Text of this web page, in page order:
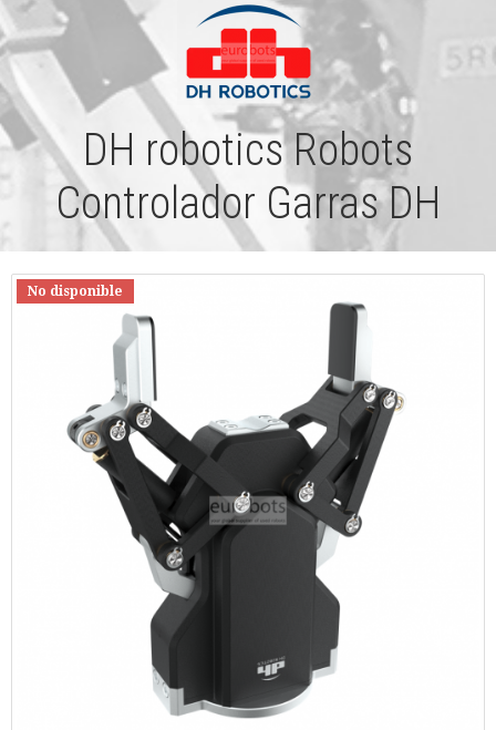
DH robotics Robots
Controlador Garras DH
No disponible